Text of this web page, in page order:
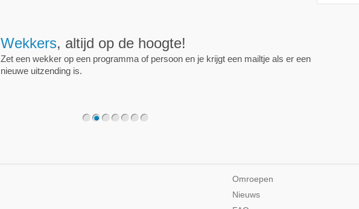
Wekkers, altijd op de hoogte!
Zet een wekker op een programma of persoon en je krijgt een mailtje als er een
nieuwe uitzending is.
Omroepen
Nieuws